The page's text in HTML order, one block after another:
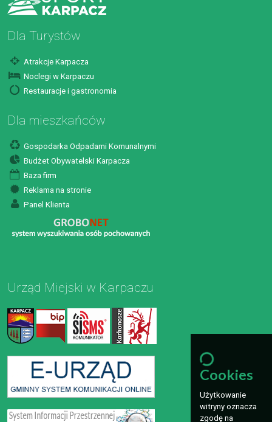
Dla Turystów
Atrakcje Karpacza
Noclegi w Karpaczu
Restauracje i gastronomia
Dla mieszkańców
Gospodarka Odpadami Komunalnymi
Budżet Obywatelski Karpacza
Baza firm
Reklama na stronie
Panel Klienta
Urząd Miejski w Karpaczu
Cookies
Użytkowanie
witryny oznacza
zgodę na